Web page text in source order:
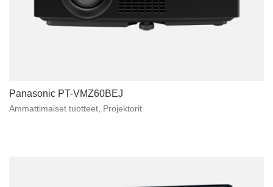
Panasonic PT-VMZ60BEJ
Ammattimaiset tuotteet Projektorit